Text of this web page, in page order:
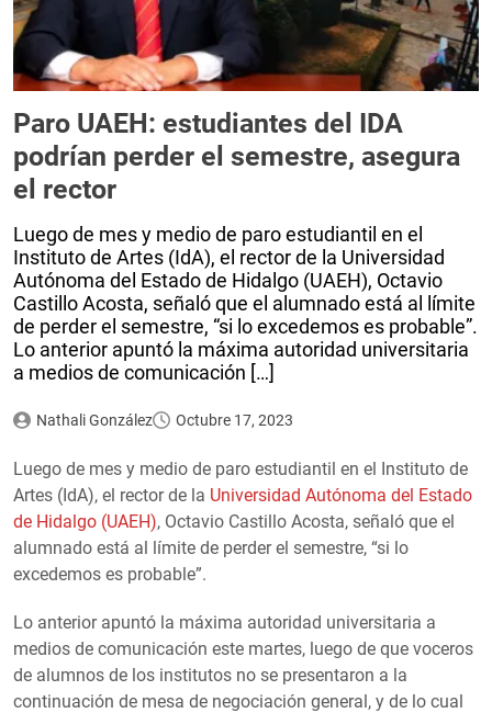
Paro UAEH: estudiantes del IDA
podrían perder el semestre, asegura
el rector
Luego de mes y medio de paro estudiantil en el
Instituto de Artes (IdA), el rector de la Universidad
Autónoma del Estado de Hidalgo (UAEH), Octavio
Castillo Acosta, señaló que el alumnado está al límite
de perder el semestre, “si lo excedemos es probable”.
Lo anterior apuntó la máxima autoridad universitaria
a medios de comunicación […]
Nathali González Octubre 17, 2023
Luego de mes y medio de paro estudiantil en el Instituto de
Artes (IdA), el rector de la Universidad Autónoma del Estado
de Hidalgo (UAEH), Octavio Castillo Acosta, señaló que el
alumnado está al límite de perder el semestre, “si lo
excedemos es probable”.
Lo anterior apuntó la máxima autoridad universitaria a
medios de comunicación este martes, luego de que voceros
de alumnos de los institutos no se presentaron a la
continuación de mesa de negociación general, y de lo cual